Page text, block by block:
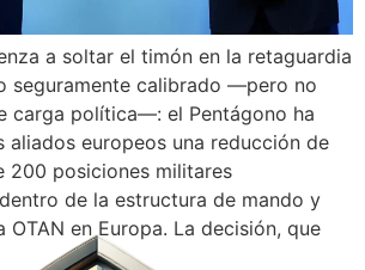
a soltar el timón en la retaguardia
seguramente calibrado —pero no
carga política—: el Pentágono ha
aliados europeos una reducción de
200 posiciones militares
de la estructura de mando y
OTAN en Europa. La decisión, que